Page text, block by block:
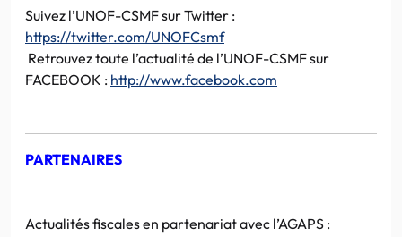
Suivez l’UNOF-CSMF sur Twitter :
https://twitter.com/UNOFCsmf
Retrouvez toute l’actualité de l’UNOF-CSMF sur
FACEBOOK : http://www.facebook.com
PARTENAIRES
Actualités fiscales en partenariat avec l’AGAPS :